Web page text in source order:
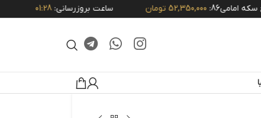
امامی86: 52,350,000 تومان ساعت بروزرسانی:01:28